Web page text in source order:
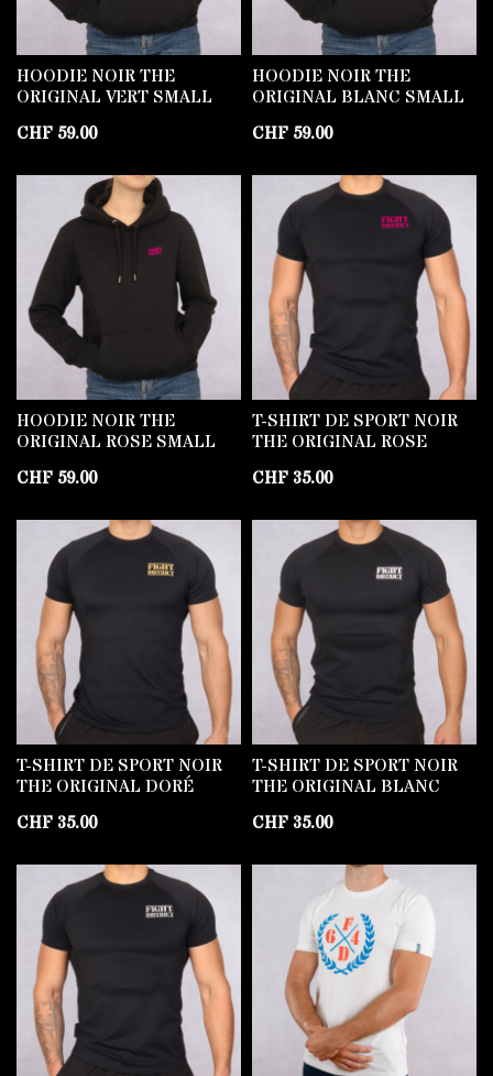
HOODIE NOIR THE
ORIGINAL VERT SMALL
CHF 59.00
HOODIE NOIR THE
ORIGINAL BLANC SMALL
CHF 59.00
HOODIE NOIR THE
ORIGINAL ROSE SMALL
CHF 59.00
T-SHIRT DE SPORT NOIR
THE ORIGINAL ROSE
CHF 35.00
T-SHIRT DE SPORT NOIR
THE ORIGINAL DORÉ
CHF 35.00
T-SHIRT DE SPORT NOIR
THE ORIGINAL BLANC
CHF 35.00